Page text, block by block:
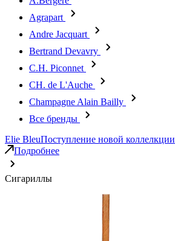
Agrapart
Andre Jacquart
Bertrand Devavry
C.H. Piconnet
CH. de L'Auche
Champagne Alain Bailly
Все бренды
Elie BleuПоступление новой коллелкции
Подробнее
Сигариллы